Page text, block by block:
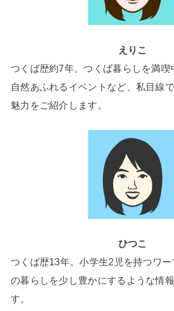
えりこ
つくば歴約7年。つくば暮らしを満
自然あふれるイベントなど、私目線
魅力をご紹介します。
ひつこ
つくば歴13年。小学生2児を持つワ
の暮らしを少し豊かにするような情
す。